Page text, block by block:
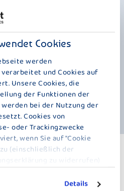
Cookies
werden
und Cookies auf
Unsere Cookies, die
der Funktionen der
bei der Nutzung der
Cookies von
oder Trackingzwecke
wenn Sie auf "Cookie
(einschließlich der
zu widerrufen)
.
Details
– und das bei weniger Zucker.
aus fruchtiger Süße und leichter
harmonisches
bietet den vollen Fruchtgenuss, den
auf Genuss verzichten zu müssen.
Gelatine und Konservierungsstoffe.
oder fruchtiger Snack –
Kirsche überzeugt mit cremiger
PRODUKTE
– 125 G